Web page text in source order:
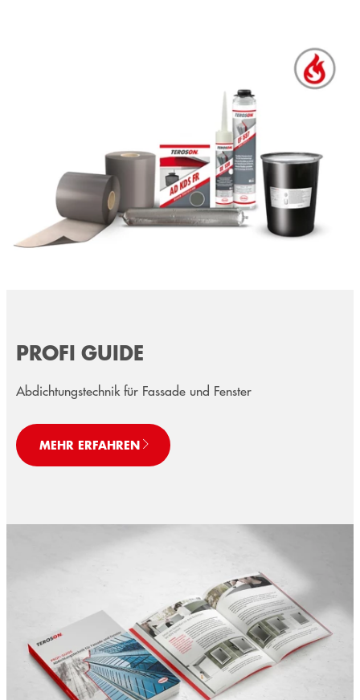
PROFI GUIDE
Abdichtungstechnik für Fassade und Fenster
MEHR ERFAHREN